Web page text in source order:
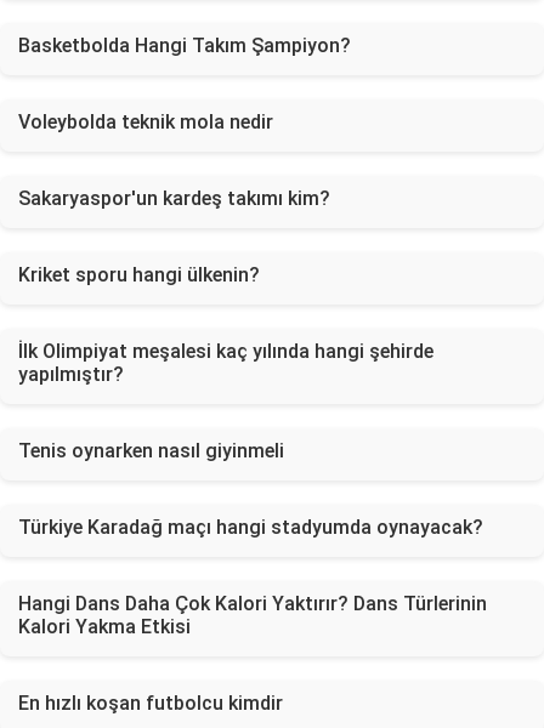
Basketbolda Hangi Takım Şampiyon?
Voleybolda teknik mola nedir
Sakaryaspor'un kardeş takımı kim?
Kriket sporu hangi ülkenin?
İlk Olimpiyat meşalesi kaç yılında hangi şehirde
yapılmıştır?
Tenis oynarken nasıl giyinmeli
Türkiye Karadağ maçı hangi stadyumda oynayacak?
Hangi Dans Daha Çok Kalori Yaktırır? Dans Türlerinin
Kalori Yakma Etkisi
En hızlı koşan futbolcu kimdir